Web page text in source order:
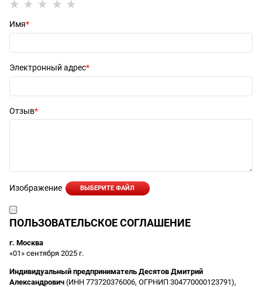
Имя
Электронный адрес
Отзыв
Изображение ВЫБЕРИТЕ ФАЙЛ
ПОЛЬЗОВАТЕЛЬСКОЕ СОГЛАШЕНИЕ
г. Москва
«01» сентября 2025 г.
Индивидуальный предприниматель Десятов Дмитрий
Александрович (ИНН 773720376006, ОГРНИП 304770000123791),